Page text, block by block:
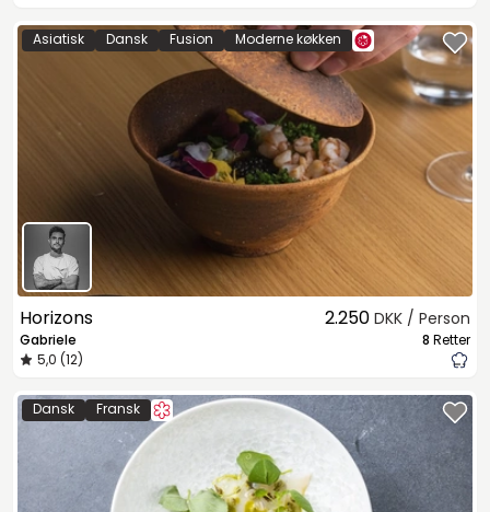
Asiatisk Dansk Fusion Moderne køkken
Horizons
Gabriele
5,0 (12)
2.250 DKK / Person
8 Retter
Dansk Fransk